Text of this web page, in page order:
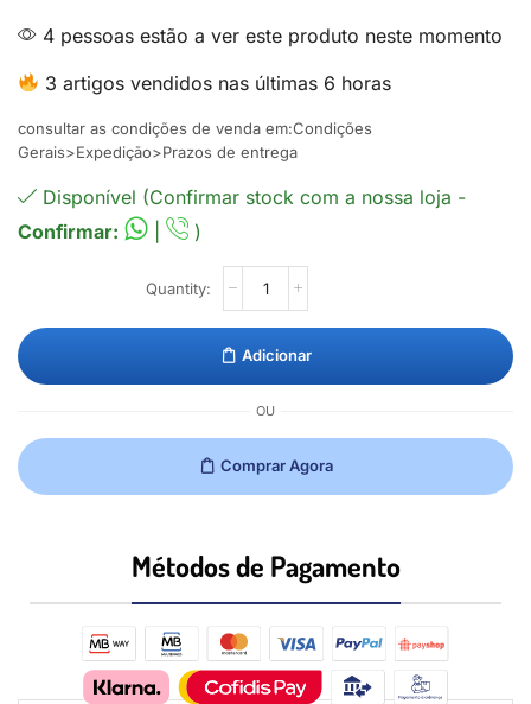
4 pessoas estão a ver este produto neste momento
3 artigos vendidos nas últimas 6 horas
consultar as condições de venda em:Condições
Gerais>Expedição>Prazos de entrega
Disponível (Confirmar stock com a nossa loja -
Confirmar:
)
Adicionar
OU
Comprar Agora
Métodos de Pagamento​